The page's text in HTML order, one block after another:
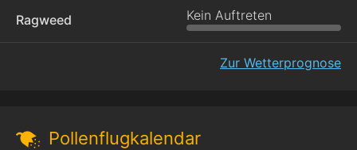
Ragweed Kein Auftreten
Zur Wetterprognose
Pollenflugkalendar